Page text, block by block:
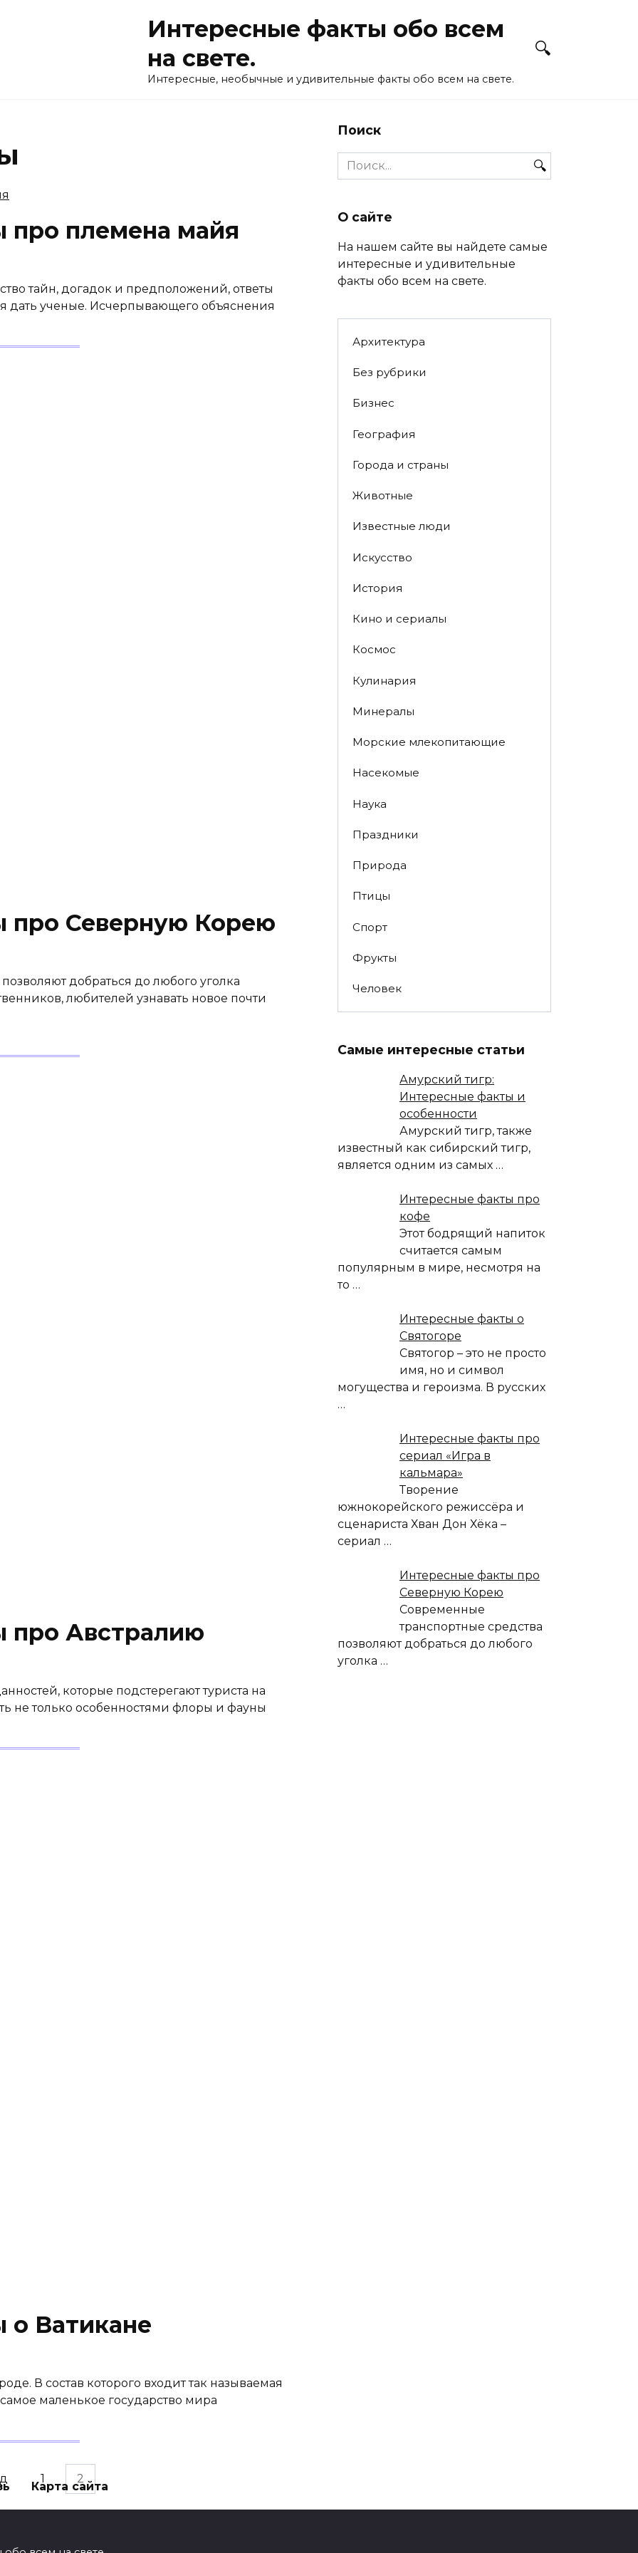
Интересные факты обо всем
на свете.
Интересные, необычные и удивительные факты обо всем на свете.
про племена майя
тайн, догадок и предположений, ответы
дать ученые. Исчерпывающего объяснения
про Северную Корею
добраться до любого уголка
любителей узнавать новое почти
про Австралию
которые подстерегают туриста на
не только особенностями флоры и фауны
о Ватикане
В состав которого входит так называемая
маленькое государство мира
1 2
Поиск
Search
for:
О сайте
На нашем сайте вы найдете самые
интересные и удивительные
факты обо всем на свете.
Архитектура
Без рубрики
Бизнес
География
Города и страны
Животные
Известные люди
Искусство
История
Кино и сериалы
Космос
Кулинария
Минералы
Морские млекопитающие
Насекомые
Наука
Праздники
Природа
Птицы
Спорт
Фрукты
Человек
Самые интересные статьи
Амурский тигр:
Интересные факты и
особенности
Амурский тигр, также
известный как сибирский тигр,
является одним из самых …
Интересные факты про
кофе
Этот бодрящий напиток
считается самым
популярным в мире, несмотря на
то …
Интересные факты о
Святогоре
Святогор – это не просто
имя, но и символ
могущества и героизма. В русских
…
Интересные факты про
сериал «Игра в
кальмара»
Творение
южнокорейского режиссёра и
сценариста Хван Дон Хёка –
сериал …
Интересные факты про
Северную Корею
Современные
транспортные средства
позволяют добраться до любого
уголка …
Карта сайта